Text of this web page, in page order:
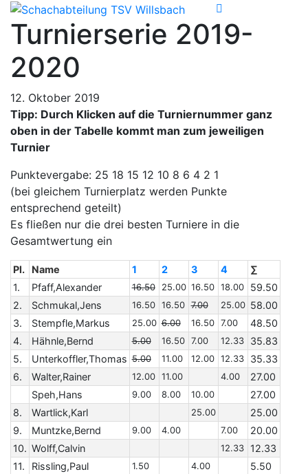
Turnierserie 2019-
2020
12. Oktober 2019
Tipp: Durch Klicken auf die Turniernummer ganz
oben in der Tabelle kommt man zum jeweiligen
Turnier
Punktevergabe: 25 18 15 12 10 8 6 4 2 1
(bei gleichem Turnierplatz werden Punkte
entsprechend geteilt)
Es fließen nur die drei besten Turniere in die
Gesamtwertung ein
Pl. Name 1 2 3 4
∑
1.
Pfaff,Alexander 16.50 25.00 16.50 18.00
59.50
2.
Schmukal,Jens 16.50 16.50 7.00 25.00 58.00
3.
Stempfle,Markus 25.00 6.00 16.50 7.00
48.50
4.
Hähnle,Bernd 5.00 16.50 7.00 12.33
35.83
5.
Unterkoffler,Thomas 5.00 11.00 12.00 12.33
35.33
6.
Walter,Rainer 12.00 11.00 4.00
27.00
Speh,Hans
9.00 8.00 10.00
27.00
8.
Wartlick,Karl 25.00
25.00
9.
Muntzke,Bernd 9.00 4.00 7.00
20.00
10. Wolff,Calvin 12.33
12.33
11.
Rissling,Paul 1.50 4.00
5.50